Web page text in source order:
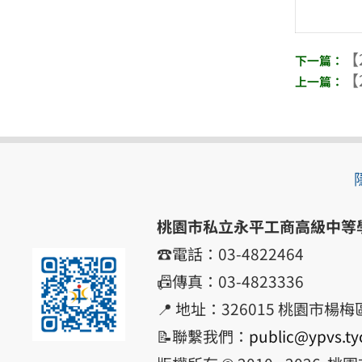
桃園市私立永平工商高級中等
☎️電話：03-4822464
📠傳真：03-4823336
📍 地址：326015 桃園市楊
📝聯繫我們：